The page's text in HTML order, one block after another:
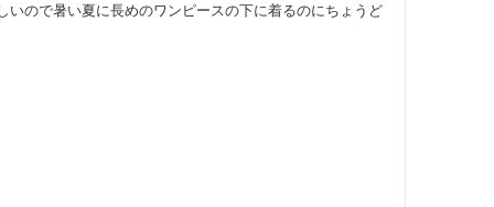
いので暑い夏に長めのワンピースの下に着るのにちょうど